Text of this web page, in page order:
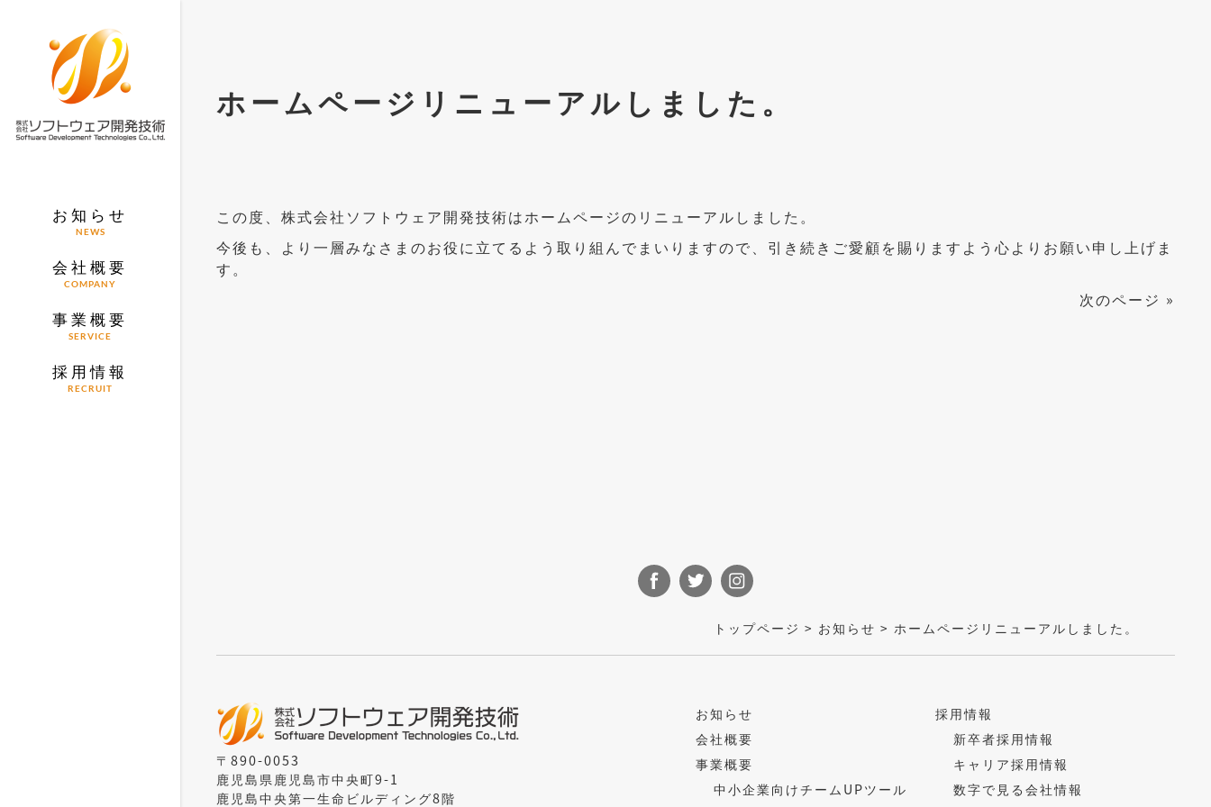
お知らせ
NEWS
会社概要
COMPANY
事業概要
SERVICE
採用情報
RECRUIT
ホームページリニューアルしました。
この度、株式会社ソフトウェア開発技術はホームページのリニューアルしました。
今後も、より一層みなさまのお役に立てるよう取り組んでまいりますので、引き続きご愛顧を賜りますよう心よりお願い申し上げま
す。
次のページ »
トップページ > お知らせ > ホームページリニューアルしました。
〒890-0053
鹿児島県鹿児島市中央町9-1
鹿児島中央第一生命ビルディング8階
お知らせ
会社概要
事業概要
中小企業向けチームUPツール
採用情報
新卒者採用情報
キャリア採用情報
数字で見る会社情報